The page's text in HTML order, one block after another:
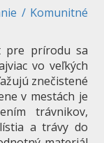
/ Komunitné
pre prírodu sa
vo veľkých
znečistené
v mestách je
trávnikov,
a trávy do